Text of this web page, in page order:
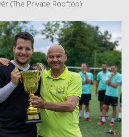
(The Private Rooftop)